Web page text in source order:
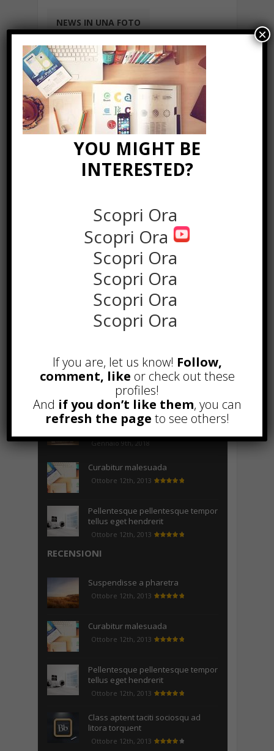
NEWS IN UNA FOTO
A&R nel Business Music: tutto
quello che c’è da sapere!
Noleggio a breve e lungo termine,
le differenze
Maggio 15th, 2018
Come realizzare un cancelletto per
Gennaio 9th, 2018
Curabitur malesuada
Ottobre 12th, 2013
Pellentesque pellentesque tempor
tellus eget hendrerit
Ottobre 12th, 2013
RECENSIONI
Suspendisse a pharetra
Ottobre 12th, 2013
Curabitur malesuada
Ottobre 12th, 2013
Pellentesque pellentesque tempor
tellus eget hendrerit
Ottobre 12th, 2013
Class aptent taciti sociosqu ad
litora torquent
Ottobre 12th, 2013
YOU MIGHT BE
INTERESTED?
Scopri Ora
Scopri Ora
Scopri Ora
Scopri Ora
Scopri Ora
Scopri Ora
If you are, let us know! Follow,
comment, like or check out these
profiles!
And if you don’t like them, you can
refresh the page to see others!
×